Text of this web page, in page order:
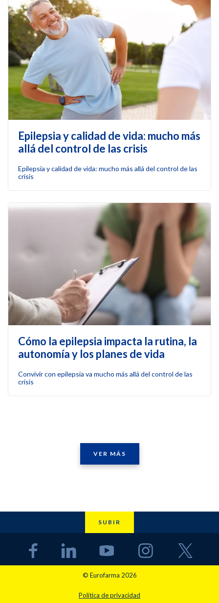
Epilepsia y calidad de vida: mucho más
allá del control de las crisis
Epilepsia y calidad de vida: mucho más allá del control de las
crisis
Cómo la epilepsia impacta la rutina, la
autonomía y los planes de vida
Convivir con epilepsia va mucho más allá del control de las
crisis
VER MÁS
SUBIR
© Eurofarma 2026
Política de privacidad